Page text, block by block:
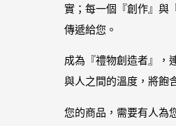
實；每一個『創作』與
傳遞給您。
成為『禮物創造者』，
與人之間的溫度，將飽
您的商品，需要有人為